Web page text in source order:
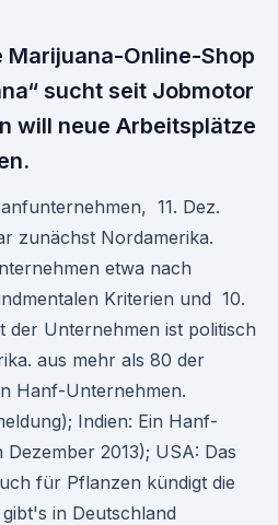
Marijuana-Online-Shop
sucht seit Jobmotor
will neue Arbeitsplätze
11. Dez.
zunächst Nordamerika.
etwa nach
Kriterien und 10.
der Unternehmen ist politisch
aus mehr als 80 der
Hanf-Unternehmen.
Indien: Ein Hanf-
2013); USA: Das
für Pflanzen kündigt die
in Deutschland